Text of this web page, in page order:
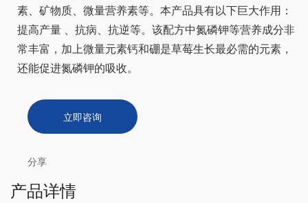
素、矿物质、微量营养素等。本产品具有以下巨大作用：
提高产量 、抗病、抗逆等。该配方中氮磷钾等营养成分非
常丰富，加上微量元素钙和硼是草莓生长最必需的元素，
还能促进氮磷钾的吸收。
立即咨询
分享
产品详情